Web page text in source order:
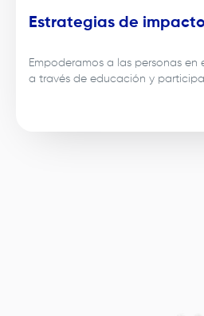
Estrategias de
Empoderamos a las personas
a través de educación y